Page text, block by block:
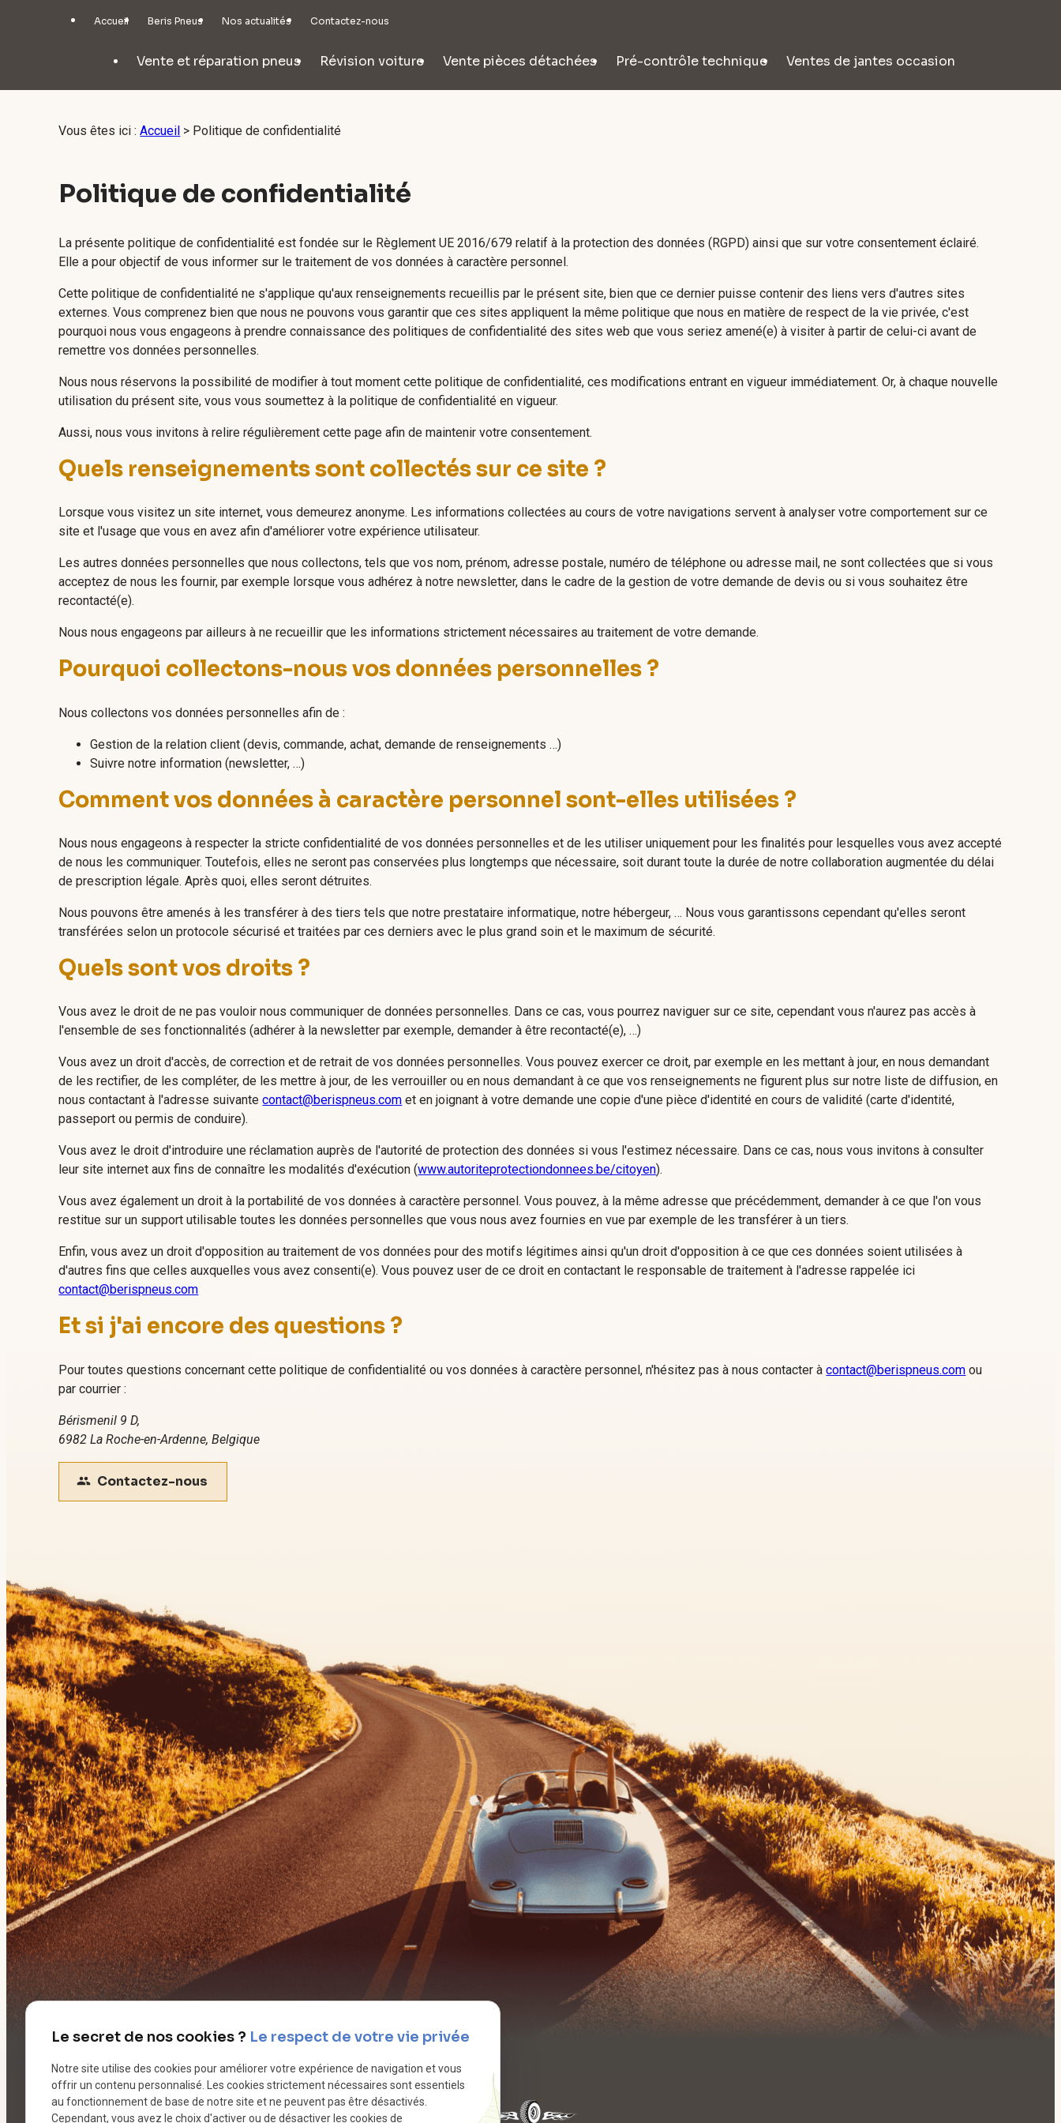
Accueil Beris Pneus Nos actualités Contactez-nous
Vente et réparation pneus Révision voiture Vente pièces détachées Pré-contrôle technique Ventes de jantes occasion
Vous êtes ici :Accueil > Politique de confidentialité
Politique de confidentialité
La présente politique de confidentialité est fondée sur le Règlement UE 2016/679 relatif à la protection des données (RGPD) ainsi que sur votre consentement éclairé.
Elle a pour objectif de vous informer sur le traitement de vos données à caractère personnel.
Cette politique de confidentialité ne s'applique qu'aux renseignements recueillis par le présent site, bien que ce dernier puisse contenir des liens vers d'autres sites
externes. Vous comprenez bien que nous ne pouvons vous garantir que ces sites appliquent la même politique que nous en matière de respect de la vie privée, c'est
pourquoi nous vous engageons à prendre connaissance des politiques de confidentialité des sites web que vous seriez amené(e) à visiter à partir de celui-ci avant de
remettre vos données personnelles.
Nous nous réservons la possibilité de modifier à tout moment cette politique de confidentialité, ces modifications entrant en vigueur immédiatement. Or, à chaque nouvelle
utilisation du présent site, vous vous soumettez à la politique de confidentialité en vigueur.
Aussi, nous vous invitons à relire régulièrement cette page afin de maintenir votre consentement.
Quels renseignements sont collectés sur ce site ?
Lorsque vous visitez un site internet, vous demeurez anonyme. Les informations collectées au cours de votre navigations servent à analyser votre comportement sur ce
site et l'usage que vous en avez afin d'améliorer votre expérience utilisateur.
Les autres données personnelles que nous collectons, tels que vos nom, prénom, adresse postale, numéro de téléphone ou adresse mail, ne sont collectées que si vous
acceptez de nous les fournir, par exemple lorsque vous adhérez à notre newsletter, dans le cadre de la gestion de votre demande de devis ou si vous souhaitez être
recontacté(e).
Nous nous engageons par ailleurs à ne recueillir que les informations strictement nécessaires au traitement de votre demande.
Pourquoi collectons-nous vos données personnelles ?
Nous collectons vos données personnelles afin de :
Gestion de la relation client (devis, commande, achat, demande de renseignements …)
Suivre notre information (newsletter, …)
Comment vos données à caractère personnel sont-elles utilisées ?
Nous nous engageons à respecter la stricte confidentialité de vos données personnelles et de les utiliser uniquement pour les finalités pour lesquelles vous avez accepté
de nous les communiquer. Toutefois, elles ne seront pas conservées plus longtemps que nécessaire, soit durant toute la durée de notre collaboration augmentée du délai
de prescription légale. Après quoi, elles seront détruites.
Nous pouvons être amenés à les transférer à des tiers tels que notre prestataire informatique, notre hébergeur, … Nous vous garantissons cependant qu'elles seront
transférées selon un protocole sécurisé et traitées par ces derniers avec le plus grand soin et le maximum de sécurité.
Quels sont vos droits ?
Vous avez le droit de ne pas vouloir nous communiquer de données personnelles. Dans ce cas, vous pourrez naviguer sur ce site, cependant vous n'aurez pas accès à
l'ensemble de ses fonctionnalités (adhérer à la newsletter par exemple, demander à être recontacté(e), …)
Vous avez un droit d'accès, de correction et de retrait de vos données personnelles. Vous pouvez exercer ce droit, par exemple en les mettant à jour, en nous demandant
de les rectifier, de les compléter, de les mettre à jour, de les verrouiller ou en nous demandant à ce que vos renseignements ne figurent plus sur notre liste de diffusion, en
nous contactant à l'adresse suivantecontact@berispneus.com et en joignant à votre demande une copie d'une pièce d'identité en cours de validité (carte d'identité,
passeport ou permis de conduire).
Vous avez le droit d'introduire une réclamation auprès de l'autorité de protection des données si vous l'estimez nécessaire. Dans ce cas, nous vous invitons à consulter
leur site internet aux fins de connaître les modalités d'exécution (www.autoriteprotectiondonnees.be/citoyen).
Vous avez également un droit à la portabilité de vos données à caractère personnel. Vous pouvez, à la même adresse que précédemment, demander à ce que l'on vous
restitue sur un support utilisable toutes les données personnelles que vous nous avez fournies en vue par exemple de les transférer à un tiers.
Enfin, vous avez un droit d'opposition au traitement de vos données pour des motifs légitimes ainsi qu'un droit d'opposition à ce que ces données soient utilisées à
d'autres fins que celles auxquelles vous avez consenti(e). Vous pouvez user de ce droit en contactant le responsable de traitement à l'adresse rappelée ici
contact@berispneus.com
Et si j'ai encore des questions ?
Pour toutes questions concernant cette politique de confidentialité ou vos données à caractère personnel, n'hésitez pas à nous contacter àcontact@berispneus.com ou
par courrier :
Bérismenil 9 D,
6982 La Roche-en-Ardenne, Belgique
people Contactez-nous
Le secret de nos cookies ? Le respect de votre vie privée
Notre site utilise des cookies pour améliorer votre expérience de navigation et vous
offrir un contenu personnalisé. Les cookies strictement nécessaires sont essentiels
au fonctionnement de base de notre site et ne peuvent pas être désactivés.
Cependant, vous avez le choix d'activer ou de désactiver les cookies de